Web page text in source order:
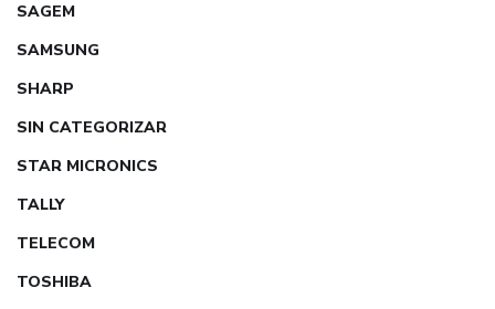
SAGEM
SAMSUNG
SHARP
SIN CATEGORIZAR
STAR MICRONICS
TALLY
TELECOM
TOSHIBA